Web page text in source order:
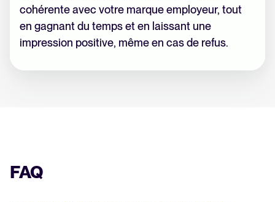
cohérente avec votre marque employeur, tout
en gagnant du temps et en laissant une
impression positive, même en cas de refus.
FAQ